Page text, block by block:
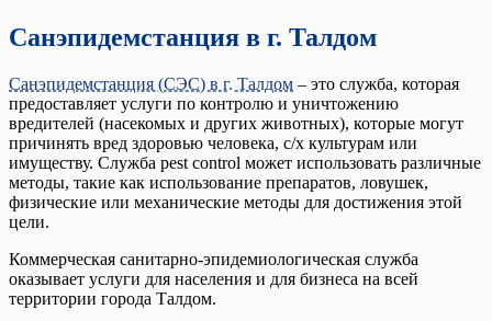
Санэпидемстанция в г. Талдом
Санэпидемстанция (СЭС) в г. Талдом – это служба, которая
предоставляет услуги по контролю и уничтожению
вредителей (насекомых и других животных), которые могут
причинять вред здоровью человека, с/х культурам или
имуществу. Служба pest control может использовать различные
методы, такие как использование препаратов, ловушек,
физические или механические методы для достижения этой
цели.
Коммерческая санитарно-эпидемиологическая служба
оказывает услуги для населения и для бизнеса на всей
территории города Талдом.